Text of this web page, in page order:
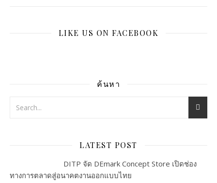
LIKE US ON FACEBOOK
ค้นหา
LATEST POST
DITP จัด DEmark Concept Store เปิดช่อง
ทางการตลาดสู่อนาคตงานออกแบบไทย